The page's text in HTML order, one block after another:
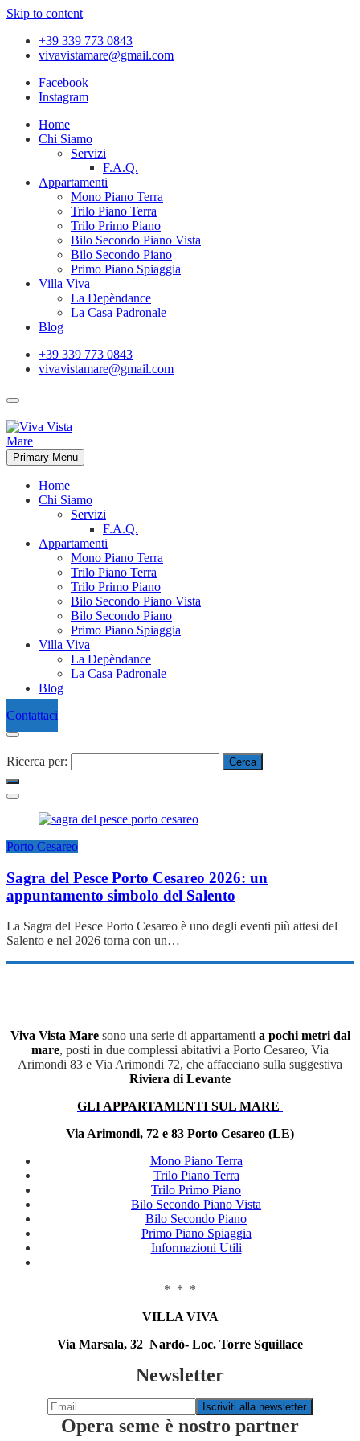
Skip to content
+39 339 773 0843
vivavistamare@gmail.com
Facebook
Instagram
Home
Chi Siamo
Servizi
F.A.Q.
Appartamenti
Mono Piano Terra
Trilo Piano Terra
Trilo Primo Piano
Bilo Secondo Piano Vista
Bilo Secondo Piano
Primo Piano Spiaggia
Villa Viva
La Depèndance
La Casa Padronale
Blog
+39 339 773 0843
vivavistamare@gmail.com
Primary Menu
Home
Chi Siamo
Servizi
F.A.Q.
Appartamenti
Mono Piano Terra
Trilo Piano Terra
Trilo Primo Piano
Bilo Secondo Piano Vista
Bilo Secondo Piano
Primo Piano Spiaggia
Villa Viva
La Depèndance
La Casa Padronale
Blog
Contattaci
Ricerca per:
Porto Cesareo
Sagra del Pesce Porto Cesareo 2026: un
appuntamento simbolo del Salento
La Sagra del Pesce Porto Cesareo è uno degli eventi più attesi del
Salento e nel 2026 torna con un…
Viva Vista Maresono una serie di appartamenti a pochi metri dal
mare, posti in due complessi abitativi a Porto Cesareo, Via
Arimondi 83 e Via Arimondi 72, che affacciano sulla suggestiva
Riviera di Levante
GLI APPARTAMENTI SUL MARE
Via Arimondi, 72 e 83 Porto Cesareo (LE)
Mono Piano Terra
Trilo Piano Terra
Trilo Primo Piano
Bilo Secondo Piano Vista
Bilo Secondo Piano
Primo Piano Spiaggia
Informazioni Utili
* * *
VILLA VIVA
Via Marsala, 32 Nardò- Loc. Torre Squillace
Newsletter
Opera seme è nostro partner